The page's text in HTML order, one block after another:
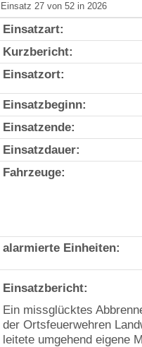
Einsatz 27 von 52 in 2026
Einsatzart:
Kurzbericht:
Einsatzort:
Einsatzbeginn:
Einsatzende:
Einsatzdauer:
Fahrzeuge:
alarmierte Einheiten:
Einsatzbericht:
Ein missglücktes
der Ortsfeuerwehren
leitete umgehend eigene